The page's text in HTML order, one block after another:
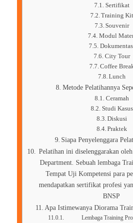
Sertifikat
Training Kit
Souvenir
Modul
City Tour
Coffee
Lunch
Metode Pelatihannya
Ceramah
Studi Kasus
Diskusi
Praktek
Siapa Penyelenggara
Pelatihan ini diselenggarakan
Department. Sebuah lembaga
Tempat Uji Kompetensi para
mendapatkan sertifikat profesi
BNSP
Apa Istimewanya Diorama
Lembaga Training